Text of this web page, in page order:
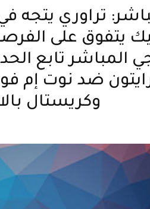
تراوري يتجه
يتفوق على
المباشر تابع
وكريستال